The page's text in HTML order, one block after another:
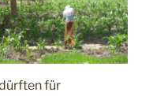
für